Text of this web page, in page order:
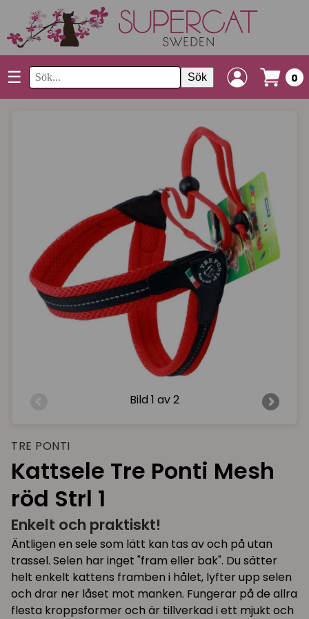
☰ Sök 0
Bild 1 av 2
TRE PONTI
Kattsele Tre Ponti Mesh
röd Strl 1
Enkelt och praktiskt!
Äntligen en sele som lätt kan tas av och på utan
trassel. Selen har inget "fram eller bak". Du sätter
helt enkelt kattens framben i hålet, lyfter upp selen
och drar ner låset mot manken. Fungerar på de allra
flesta kroppsformer och är tillverkad i ett mjukt och